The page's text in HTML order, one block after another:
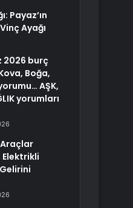
Payaz’ın
Ayağı
2026 burç
Boğa,
AŞK,
yorumları
Araçlar
Elektrikli